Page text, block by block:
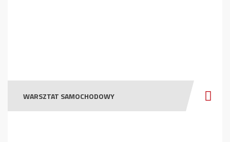
WARSZTAT SAMOCHODOWY